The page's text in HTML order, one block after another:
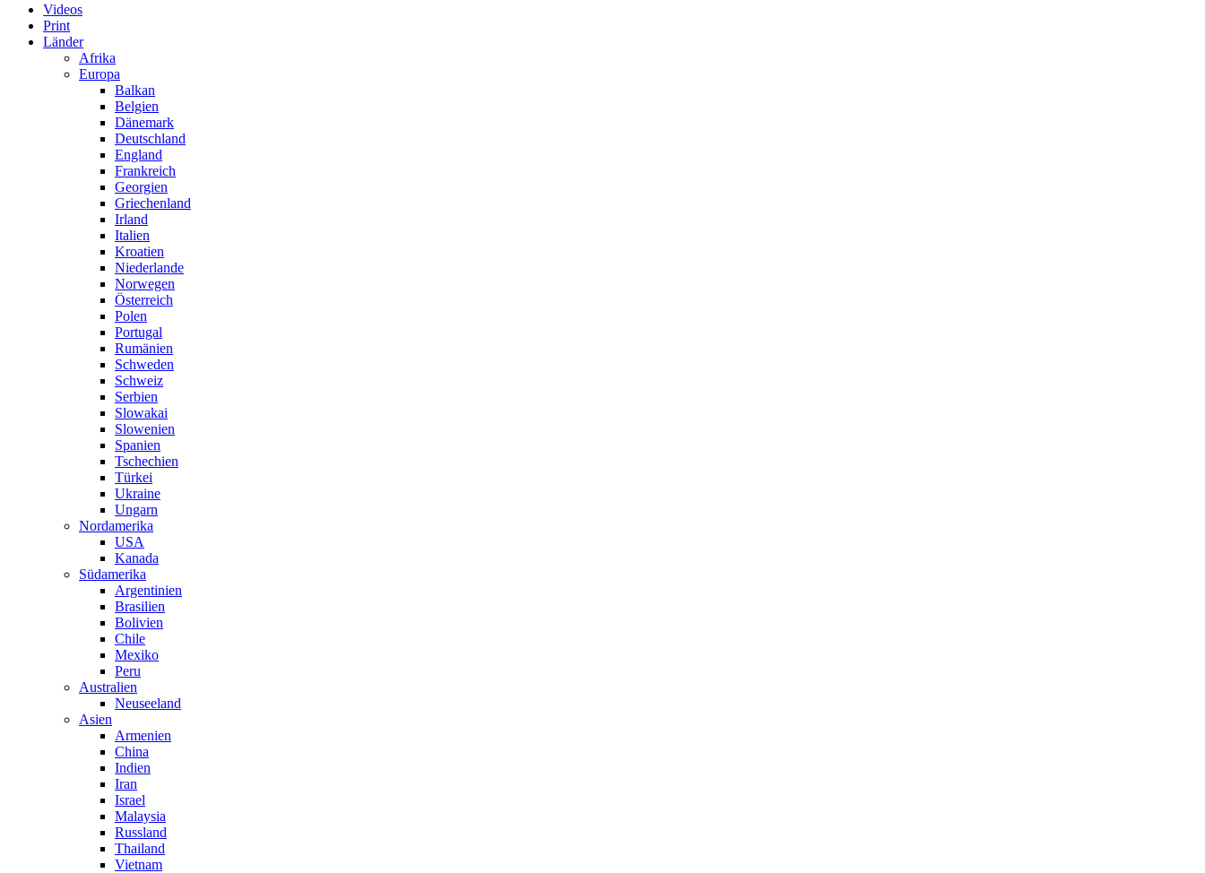
Videos
Print
Länder
Afrika
Europa
Balkan
Belgien
Dänemark
Deutschland
England
Frankreich
Georgien
Griechenland
Irland
Italien
Kroatien
Niederlande
Norwegen
Österreich
Polen
Portugal
Rumänien
Schweden
Schweiz
Serbien
Slowakai
Slowenien
Spanien
Tschechien
Türkei
Ukraine
Ungarn
Nordamerika
USA
Kanada
Südamerika
Argentinien
Brasilien
Bolivien
Chile
Mexiko
Peru
Australien
Neuseeland
Asien
Armenien
China
Indien
Iran
Israel
Malaysia
Russland
Thailand
Vietnam